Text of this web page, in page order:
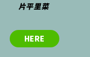
片平里菜
HERE